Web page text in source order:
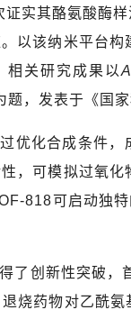
证实其酪氨酸酶
以该纳米平台
相关研究成果以
题，发表于《国家
优化合成条件，
，可模拟过氧
818可启动独特
了创新性突破，
烧药物对乙酰氨